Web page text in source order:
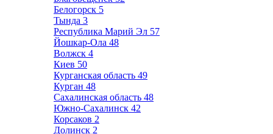
Белогорск 5
Тында 3
Республика Марий Эл 57
Йошкар-Ола 48
Волжск 4
Киев 50
Курганская область 49
Курган 48
Сахалинская область 48
Южно-Сахалинск 42
Корсаков 2
Долинск 2